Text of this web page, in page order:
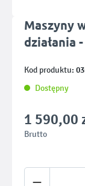
Maszyny
działania
Kod produktu:
Dostępny
1 590,00
Brutto
Ilość